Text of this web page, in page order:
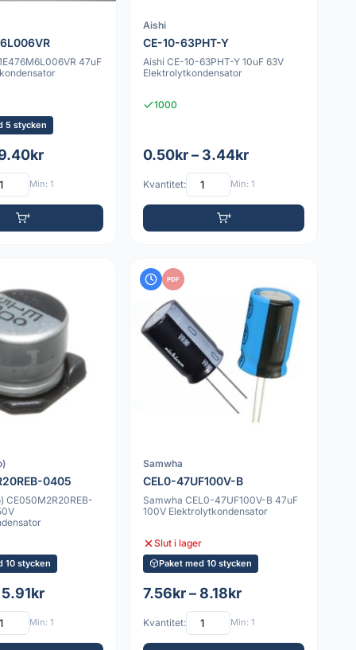
47uF
5 stycken
Min: 1
Aishi
CE-10-63PHT-Y
Aishi CE-10-63PHT-Y 10uF 63V
Elektrolytkondensator
1000
0.50kr – 3.44kr
Kvantitet: Min: 1
0405
CE050M2R20REB-
10 stycken
Min: 1
PDF
Samwha
CEL0-47UF100V-B
Samwha CEL0-47UF100V-B 47uF
100V Elektrolytkondensator
Slut i lager
Paket med 10 stycken
7.56kr – 8.18kr
Kvantitet: Min: 1